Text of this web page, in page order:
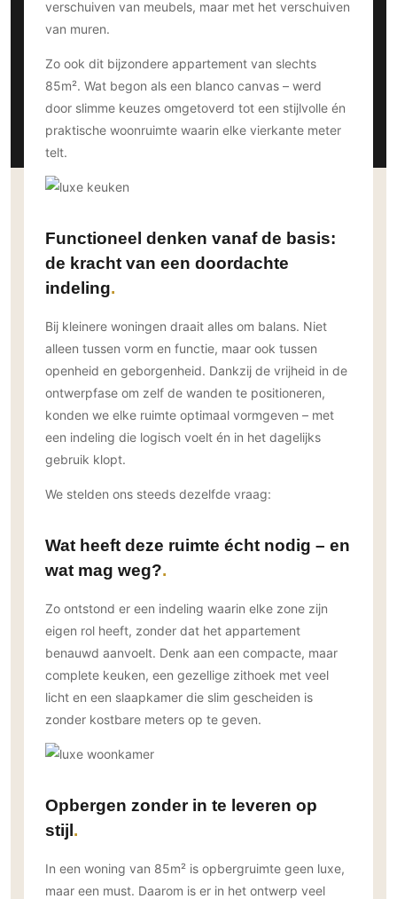
Woondecoratie
Inrichting
Roomdividers
Bedden
Meubels
Haarden
Interieurbouw
Trappen
Keukens
Keukenapparatuur
Keukenbladen
Keukenaccessoires
Keukenkranen
Aluminium deuren
Houten deuren
Systeemwanden
Deurbeslag
Meubelbeslag
Vloeren
PVC vloeren
Gietvloeren
Houten vloeren
Natuursteen en keramiek vloeren
Ramen
Buitendeuren
Deursystemen
Glazen wandsystemen
Vouwwanden
Garagedeuren
Zonwering
Buitenshutters
3D visualisaties
Gevel
Gevelbekleding
Houten gevelbekleding
Tuinmeubelen
Omheining
Hekwerken en poorten
Zwemmen
Zwembad en zwemvijver
Buitenvloeren
Natuursteen en keramiek
buitenvloeren
Vlonders
Zonwering
Zonwering buiten
Kinderkamer
Slaapkamer
Thuisbioscoop
Werkkamer
Wijnkelder
Buitenkijken
Bijgebouw / Poolhouse
Zwembad
Zakelijk
Horeca
Kantoor
verschuiven van meubels, maar met het verschuiven
van muren.
Zo ook dit bijzondere appartement van slechts
85m². Wat begon als een blanco canvas – werd
door slimme keuzes omgetoverd tot een stijlvolle én
praktische woonruimte waarin elke vierkante meter
telt.
Functioneel denken vanaf de basis:
de kracht van een doordachte
indeling
Bij kleinere woningen draait alles om balans. Niet
alleen tussen vorm en functie, maar ook tussen
openheid en geborgenheid. Dankzij de vrijheid in de
ontwerpfase om zelf de wanden te positioneren,
konden we elke ruimte optimaal vormgeven – met
een indeling die logisch voelt én in het dagelijks
gebruik klopt.
We stelden ons steeds dezelfde vraag:
Wat heeft deze ruimte écht nodig – en
wat mag weg?
Zo ontstond er een indeling waarin elke zone zijn
eigen rol heeft, zonder dat het appartement
benauwd aanvoelt. Denk aan een compacte, maar
complete keuken, een gezellige zithoek met veel
licht en een slaapkamer die slim gescheiden is
zonder kostbare meters op te geven.
Opbergen zonder in te leveren op
stijl
In een woning van 85m² is opbergruimte geen luxe,
maar een must. Daarom is er in het ontwerp veel